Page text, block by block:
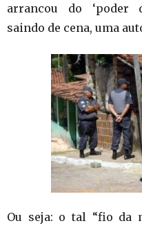
arrancou do ‘poder
saindo de cena, uma
Ou seja: o tal “fio da